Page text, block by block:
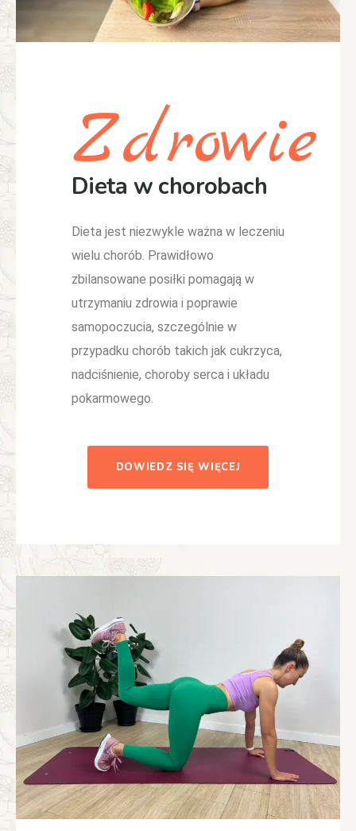
Zdrowie
Dieta w chorobach
Dieta jest niezwykle ważna w leczeniu
wielu chorób. Prawidłowo
zbilansowane posiłki pomagają w
utrzymaniu zdrowia i poprawie
samopoczucia, szczególnie w
przypadku chorób takich jak cukrzyca,
nadciśnienie, choroby serca i układu
pokarmowego.
DOWIEDZ SIĘ WIĘCEJ